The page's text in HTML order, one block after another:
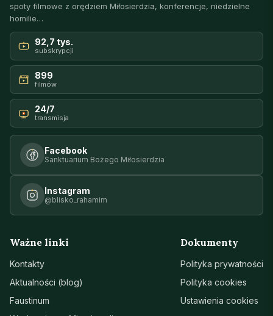
spoty filmowe z orędziem Miłosierdzia, konferencje, niedzielne
homilie…
92,7 tys.
subskrypcji
899
filmów
24/7
transmisja
Facebook
Sanktuarium Bożego Miłosierdzia
Instagram
@blisko_rahamim
Ważne linki
Kontakty
Aktualności (blog)
Faustinum
Dokumenty
Polityka prywatności
Polityka cookies
Ustawienia cookies